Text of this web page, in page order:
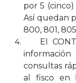
por 5
Así quedan
800, 801,
El
consultas
al fisco en